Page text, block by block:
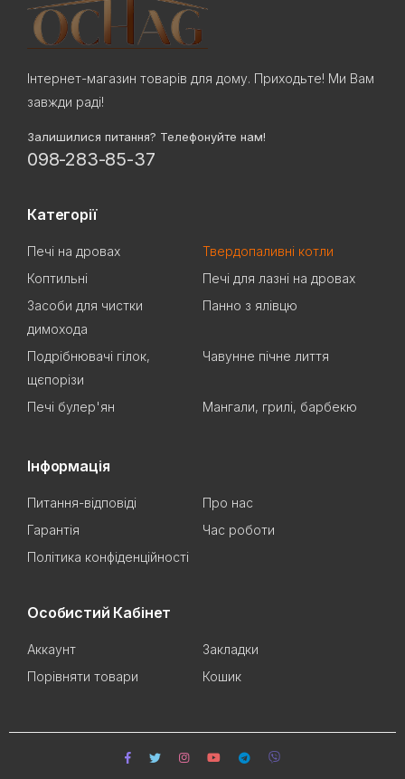
Інтернет-магазин товарів для дому. Приходьте! Ми Вам
завжди раді!
Залишилися питання? Телефонуйте нам!
098-283-85-37
Категорії
Печі на дровах
Твердопаливні котли
Коптильні
Печі для лазні на дровах
Засоби для чистки
димохода
Панно з ялівцю
Подрібнювачі гілок,
щєпорізи
Чавунне пічне лиття
Печі булер'ян Мангали, грилі, барбекю
Інформація
Питання-відповіді
Про нас
Гарантія
Час роботи
Політика конфіденційності
Особистий Кабінет
Аккаунт
Закладки
Порівняти товари
Кошик